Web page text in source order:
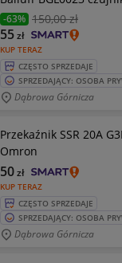
-63% 150,00 zł
KUP TERAZ
55zł
CZĘSTO SPRZEDAJE
SPRZEDAJĄCY: OSOBA
Dąbrowa Górnicza
Przekaźnik SSR 20A
Omron
KUP TERAZ
50zł
CZĘSTO SPRZEDAJE
SPRZEDAJĄCY: OSOBA
Dąbrowa Górnicza